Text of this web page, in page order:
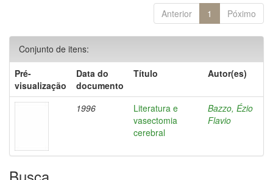
Anterior 1 Póximo
Conjunto de itens:
Pré-
visualização
Data do
documento
Título Autor(es)
1996
Literatura e
vasectomia
cerebral
Bazzo, Ézio
Flavio